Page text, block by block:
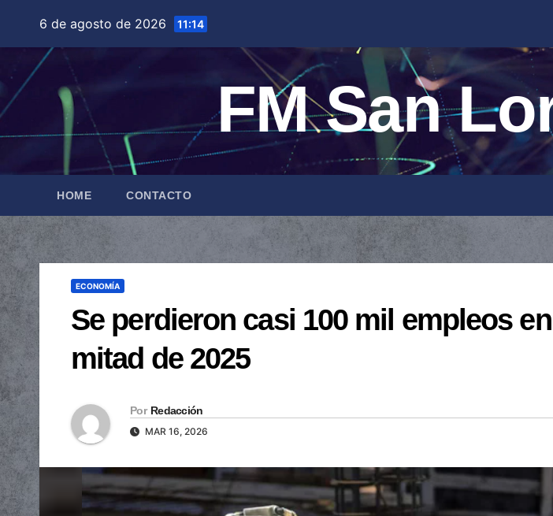
contenido
6 de agosto de 2026 11:14
FM San
HOME CONTACTO
ECONOMÍA
Se perdieron casi 100 mil empleos
mitad de 2025
Por Redacción
MAR 16, 2026